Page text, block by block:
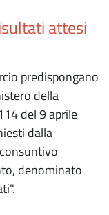
attesi
predispongano
della
del 9 aprile
dalla
denominato